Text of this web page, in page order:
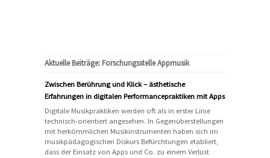
Aktuelle Beiträge: Forschungsstelle Appmusik
Zwischen Berührung und Klick – ästhetische
Erfahrungen in digitalen Performancepraktiken mit Apps
Digitale Musikpraktiken werden oft als in erster Linie
technisch-orientiert angesehen. In Gegenüberstellungen
mit herkömmlichen Musikinstrumenten haben sich im
musikpädagogischen Diskurs Befürchtungen etabliert,
dass der Einsatz von Apps und Co. zu einem Verlust